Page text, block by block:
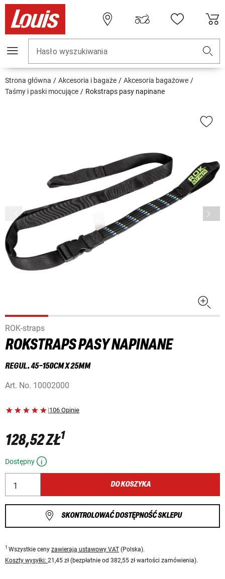
Hasło wyszukiwania
Strona główna Akcesoria i bagaże
Akcesoria bagażowe
Taśmy i paski mocujące
Rokstraps pasy napinane
ROK-straps
ROKSTRAPS PASY NAPINANE
REGUL. 45-150CM X 25MM
Art. No. 10002000
|106 Opinie
128,52 ZŁ1
Dostępny
DO KOSZYKA
SKONTROLOWAĆ DOSTĘPNOŚĆ SKLEPU
1 Wszystkie ceny zawierają ustawowy VAT (Polska).
Koszty wysyłki: 21,45 zł (bezpłatnie od 382,55 zł wartości zamówienia).